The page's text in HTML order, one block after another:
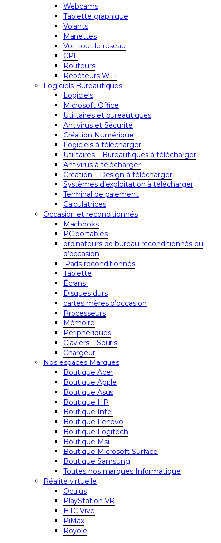
Webcams
Tablette graphique
Volants
Manettes
Voir tout le réseau
CPL
Routeurs
Répéteurs WiFi
Logiciels-Bureautiques
Logiciels
Microsoft Office
Utilitaires et bureautiques
Antivirus et Sécurité
Création Numérique
Logiciels à télécharger
Utilitaires – Bureautiques à télécharger
Antivirus à télécharger
Création – Design à télécharger
Systèmes d’exploitation à télécharger
Terminal de paiement
Calculatrices
Occasion et reconditionnés
Macbooks
PC portables
ordinateurs de bureau reconditionnés ou
d’occasion
iPads reconditionnés
Tablette
Écrans
Disques durs
cartes mères d’occasion
Processeurs
Mémoire
Périphériques
Claviers – Souris
Chargeur
Nos espaces Marques
Boutique Acer
Boutique Apple
Boutique Asus
Boutique HP
Boutique Intel
Boutique Lenovo
Boutique Logitech
Boutique Msi
Boutique Microsoft Surface
Boutique Samsung
Toutes nos marques Informatique
Réalité virtuelle
Oculus
PlayStation VR
HTC Vive
PiMax
Royole